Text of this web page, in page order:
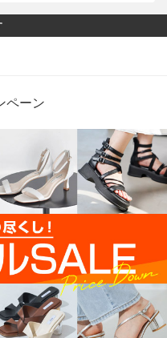
ペーン